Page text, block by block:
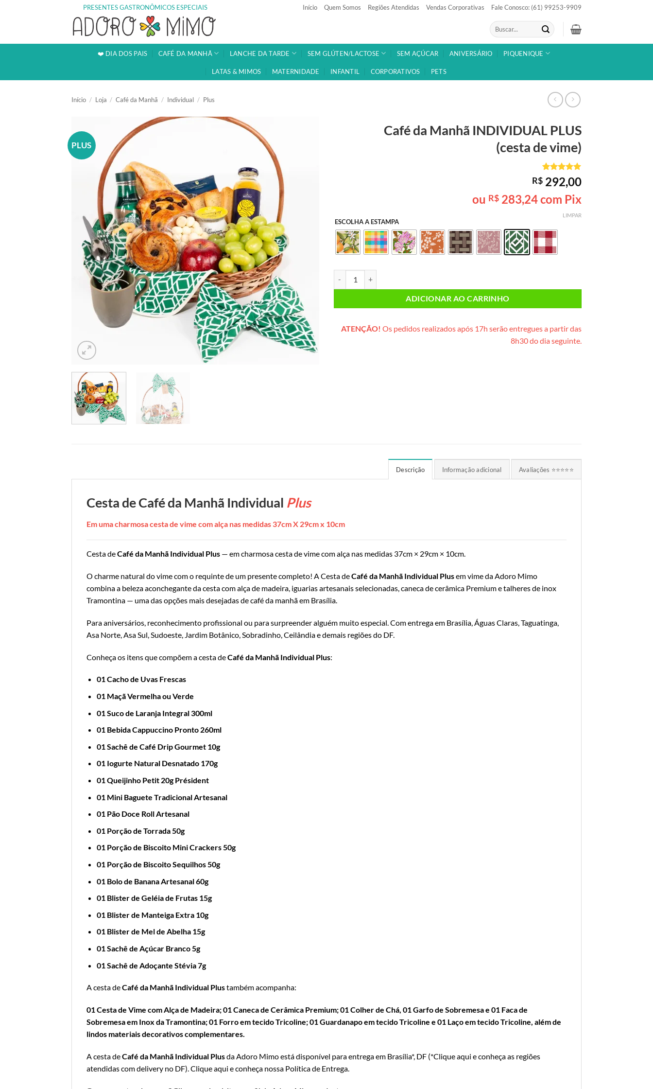
PRESENTES GASTRONÔMICOS ESPECIAIS Início Quem Somos Regiões Atendidas Vendas Corporativas Fale Conosco: (61) 99253-9909
Pesquisar
por:
❤️ DIA DOS PAIS CAFÉ DA MANHÃ LANCHE DA TARDE SEM GLÚTEN/LACTOSE SEM AÇÚCAR ANIVERSÁRIO PIQUENIQUE
LATAS & MIMOS MATERNIDADE INFANTIL CORPORATIVOS PETS
Início / Loja / Café da Manhã / Individual / Plus
PLUS
Café da Manhã INDIVIDUAL PLUS
(cesta de vime)
Avaliado
como5de
5, com
baseado em
1
de cliente
R$ 292,00
ou R$ 283,24com Pix
ESCOLHA A ESTAMPA
LIMPAR
ADICIONAR AO CARRINHO
ATENÇÃO! Os pedidos realizados após 17h serão entregues a partir das
8h30 do dia seguinte.
Descrição Informação adicional Avaliações ⭐⭐⭐⭐⭐
Cesta de Café da Manhã Individual Plus
Em uma charmosa cesta de vime com alça nas medidas 37cm X 29cm x 10cm
Cesta deCafé da Manhã Individual Plus — em charmosa cesta de vime com alça nas medidas 37cm × 29cm × 10cm.
O charme natural do vime com o requinte de um presente completo! A Cesta deCafé da Manhã Individual Plusem vime da Adoro Mimo
combina a beleza aconchegante da cesta com alça de madeira, iguarias artesanais selecionadas, caneca de cerâmica Premium e talheres de inox
Tramontina — uma das opções mais desejadas de café da manhã em Brasília.
Para aniversários, reconhecimento profissional ou para surpreender alguém muito especial. Com entrega em Brasília, Águas Claras, Taguatinga,
Asa Norte, Asa Sul, Sudoeste, Jardim Botânico, Sobradinho, Ceilândia e demais regiões do DF.
Conheça os itens que compõem a cesta deCafé da Manhã Individual Plus:
01 Cacho de Uvas Frescas
01 Maçã Vermelha ou Verde
01 Suco de Laranja Integral 300ml
01 Bebida Cappuccino Pronto 260ml
01 Sachê de Café Drip Gourmet 10g
01 Iogurte Natural Desnatado 170g
01 Queijinho Petit 20g Président
01 Mini Baguete Tradicional Artesanal
01 Pão Doce Roll Artesanal
01 Porção de Torrada 50g
01 Porção de Biscoito Mini Crackers 50g
01 Porção de Biscoito Sequilhos 50g
01 Bolo de Banana Artesanal 60g
01 Blister de Geléia de Frutas 15g
01 Blister de Manteiga Extra 10g
01 Blister de Mel de Abelha 15g
01 Sachê de Açúcar Branco 5g
01 Sachê de Adoçante Stévia 7g
A cesta deCafé da Manhã Individual Plustambém acompanha:
01 Cesta de Vime com Alça de Madeira; 01 Caneca de Cerâmica Premium; 01 Colher de Chá, 01 Garfo de Sobremesa e 01 Faca de
Sobremesa em Inox da Tramontina; 01 Forro em tecido Tricoline; 01 Guardanapo em tecido Tricoline e 01 Laço em tecido Tricoline, além de
lindos materiais decorativos complementares.
A cesta deCafé da Manhã Individual Plusda Adoro Mimo está disponível para entrega em Brasília*, DF (*Clique aqui e conheça as regiões
atendidas com delivery no DF).Clique aqui e conheça nossa Política de Entrega.